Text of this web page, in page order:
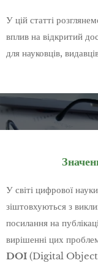
У цій статті
вплив на відкритий
для науковців,
У світі цифрової
зіштовхуються з
посилання на
вирішенні цих
DOI (Digital Object